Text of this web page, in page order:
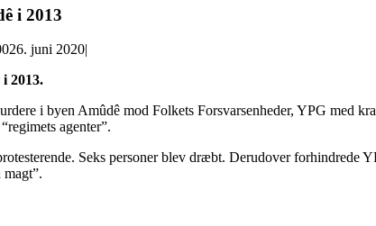
i 2013
26. juni 2020|
2013.
i byen Amûdê mod Folkets Forsvarsenheder, YPG med
agenter”.
Seks personer blev dræbt. Derudover forhindrede